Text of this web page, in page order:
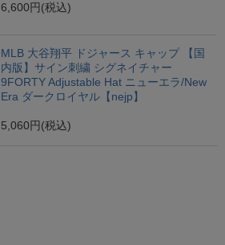
6,600円 (税込)
MLB 大谷翔平 ドジャース キャップ 【国
内版】サイン刺繍 シグネイチャー
9FORTY Adjustable Hat ニューエラ/New
Era ダークロイヤル【nejp】
5,060円 (税込)